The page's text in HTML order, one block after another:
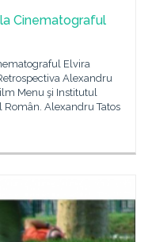
Cinematograful
Elvira
Alexandru
Menu şi Institutul
Alexandru Tatos